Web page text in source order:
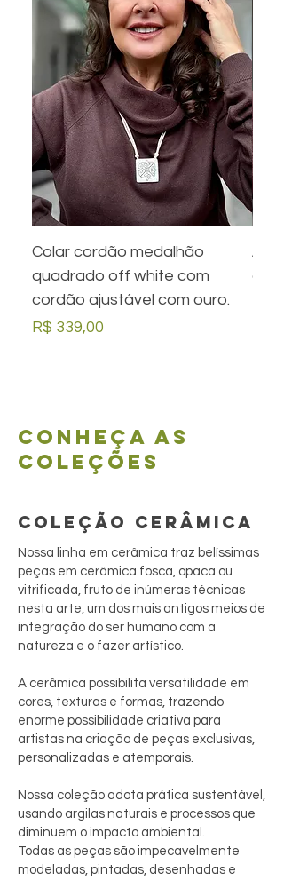
Colar cordão medalhão
quadrado off white com
cordão ajustável com ouro.
Preço
R$ 339,00
Conheça as
coleções
COLEÇÃO CERÂMICA
Nossa linha em cerâmica traz belíssimas
peças em cerâmica fosca, opaca ou
vitrificada, fruto de inúmeras técnicas
nesta arte, um dos mais antigos meios de
integração do ser humano com a
natureza e o fazer artístico.
A cerâmica possibilita versatilidade em
cores, texturas e formas, trazendo
enorme possibilidade criativa para
artistas na criação de peças exclusivas,
personalizadas e atemporais.
Nossa coleção adota prática sustentável,
usando argilas naturais e processos que
diminuem o impacto ambiental.
Todas as peças são impecavelmente
modeladas, pintadas, desenhadas e